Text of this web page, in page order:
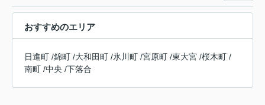
おすすめのエリア
日進町 /錦町 /大和田町 /氷川町 /宮原町 /東大宮 /桜木町 /
南町 /中央 /下落合